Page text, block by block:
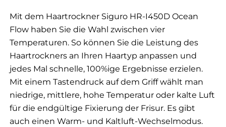
Mit dem Haartrockner Siguro HR-I450D Ocean
Flow haben Sie die Wahl zwischen vier
Temperaturen. So können Sie die Leistung des
Haartrockners an Ihren Haartyp anpassen und
jedes Mal schnelle, 100%ige Ergebnisse erzielen.
Mit einem Tastendruck auf dem Griff wählt man
niedrige, mittlere, hohe Temperatur oder kalte Luft
für die endgültige Fixierung der Frisur. Es gibt
auch einen Warm- und Kaltluft-Wechselmodus.